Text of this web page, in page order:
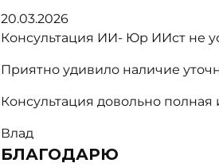
20.03.2026
Консультация ИИ- Юр ИИст не
Приятно удивило наличие
Консультация довольно полная
Влад
БЛАГОДАРЮ